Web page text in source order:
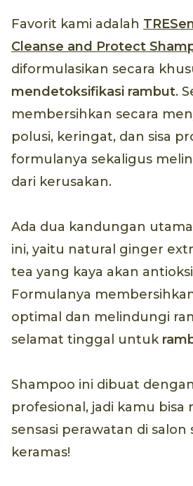
Favorit kami adalah
Cleanse and Protect
diformulasikan secara
mendetoksifikasi rambut.
membersihkan secara
polusi, keringat, dan sisa
formulanya sekaligus
dari kerusakan.
Ada dua kandungan
ini, yaitu natural ginger
tea yang kaya akan
Formulanya
optimal dan melindungi
selamat tinggal untuk
Shampoo ini dibuat
profesional, jadi kamu bisa
sensasi perawatan di salon
keramas!